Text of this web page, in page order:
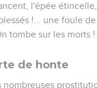
l'épée étincelle,
!... une foule de
tombe sur les morts !...
de honte
nombreuses